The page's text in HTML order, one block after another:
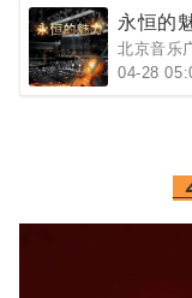
永恒的
北京音乐
04-28